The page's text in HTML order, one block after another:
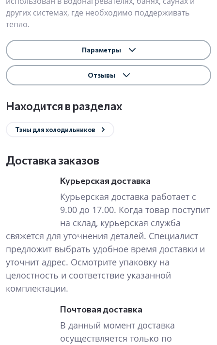
других системах, где необходимо поддерживать
тепло.
Параметры
Отзывы
Находится в разделах
Тэны для холодильников
Доставка заказов
Курьерская доставка
Курьерская доставка работает с
9.00 до 17.00. Когда товар поступит
на склад, курьерская служба
свяжется для уточнения деталей. Специалист
предложит выбрать удобное время доставки и
уточнит адрес. Осмотрите упаковку на
целостность и соответствие указанной
комплектации.
Почтовая доставка
В данный момент доставка
осуществляется только по